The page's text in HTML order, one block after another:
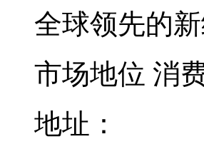
全球领先的
市场地位 消
地址：